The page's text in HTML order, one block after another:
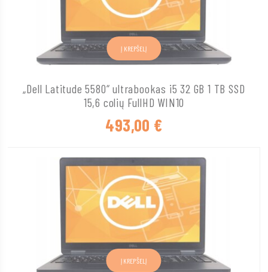
„Dell Latitude 5580“ ultrabookas i5 32 GB 1 TB SSD
15,6 colių FullHD WIN10
493,00 €
Į KREPŠELĮ
Į KREPŠELĮ